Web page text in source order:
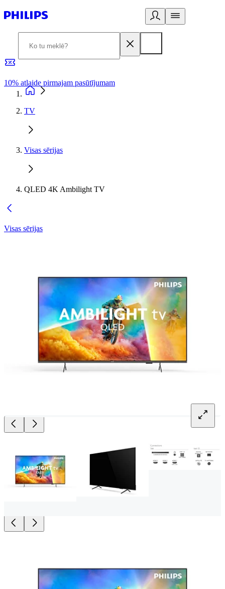
10% atlaide pirmajam pasūtījumam
TV
Visas sērijas
QLED 4K Ambilight TV
Visas sērijas